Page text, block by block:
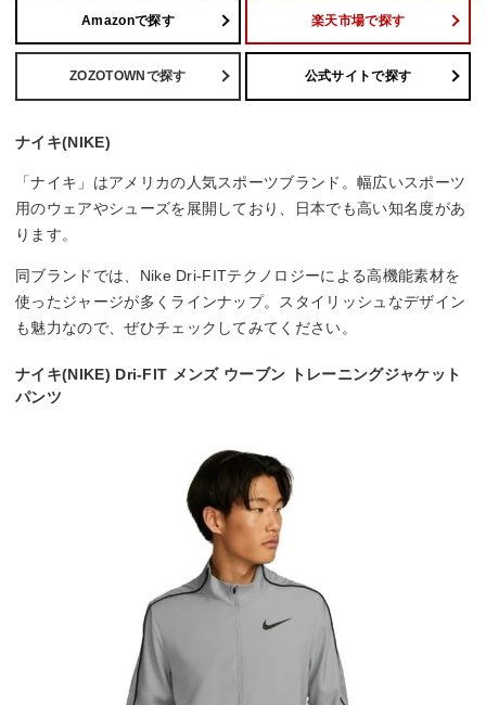
Amazonで探す 楽天市場で探す
ZOZOTOWNで探す 公式サイトで探す
ナイキ(NIKE)
「ナイキ」はアメリカの人気スポーツブランド。幅広いスポーツ
用のウェアやシューズを展開しており、日本でも高い知名度があ
ります。
同ブランドでは、Nike Dri-FITテクノロジーによる高機能素材を
使ったジャージが多くラインナップ。スタイリッシュなデザイン
も魅力なので、ぜひチェックしてみてください。
ナイキ(NIKE) Dri-FIT メンズ ウーブン トレーニングジャケット
パンツ